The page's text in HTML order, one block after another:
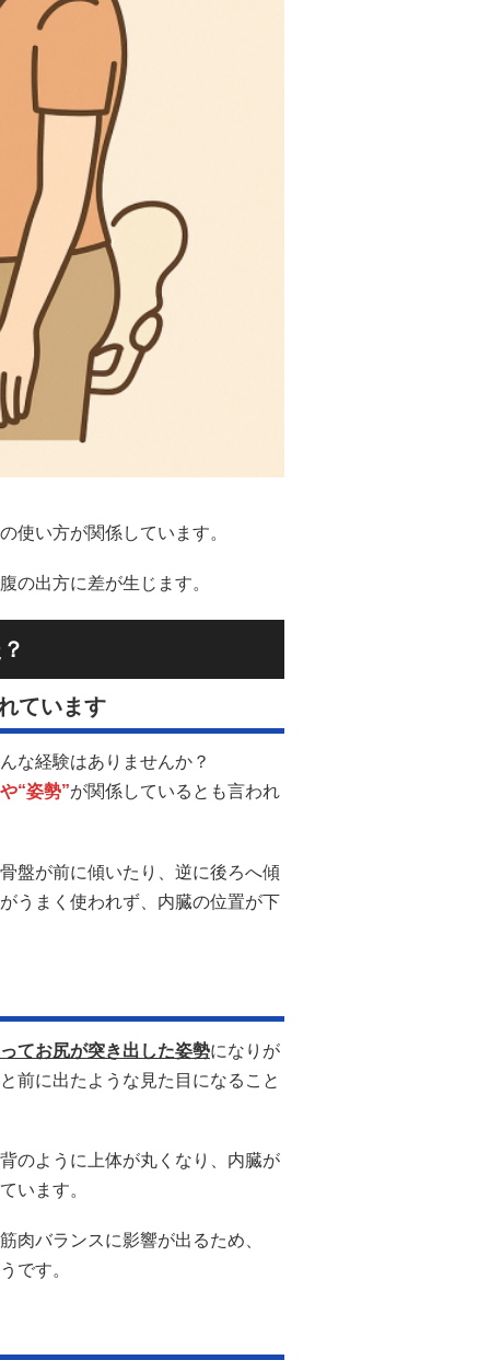
使い方が関係しています。
の出方に差が生じます。
ています
な経験はありませんか？
“姿勢”が関係しているとも言われ
盤が前に傾いたり、逆に後ろへ傾
うまく使われず、内臓の位置が下
てお尻が突き出した姿勢になりが
前に出たような見た目になること
のように上体が丸くなり、内臓が
います。
肉バランスに影響が出るため、
です。